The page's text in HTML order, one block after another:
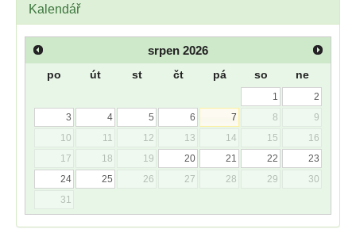
Kalendář
srpen 2026
po út st čt pá so ne
1
2
3
4 5 6 7 8
9
10
11 12 13 14 15
16
17
18 19 20 21 22
23
24
25 26 27 28 29
30
31